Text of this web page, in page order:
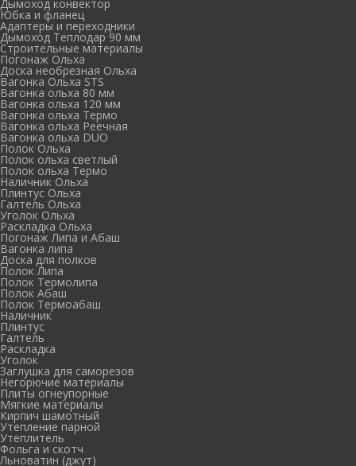
Дымоход конвектор
Юбка и фланец
Адаптеры и переходники
Дымоход Теплодар 90 мм
Cтроительные материалы
Погонаж Ольха
Доска необрезная Ольха
Вагонка Ольха STS
Вагонка ольха 80 мм
Вагонка ольха 120 мм
Вагонка ольха Термо
Вагонка ольха Реечная
Вагонка ольха DUO
Полок Ольха
Полок ольха светлый
Полок ольха Термо
Наличник Ольха
Плинтус Ольха
Галтель Ольха
Уголок Ольха
Раскладка Ольха
Погонаж Липа и Абаш
Вагонка липа
Доска для полков
Полок Липа
Полок Термолипа
Полок Абаш
Полок Термоабаш
Наличник
Плинтус
Галтель
Раскладка
Уголок
Заглушка для саморезов
Негорючие материалы
Плиты огнеупорные
Мягкие материалы
Кирпич шамотный
Утепление парной
Утеплитель
Фольга и скотч
Льноватин (джут)